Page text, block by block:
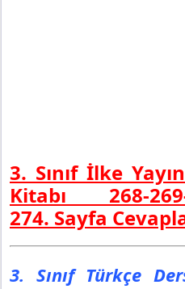
3. Sınıf İlke
Kitabı 268-269-
274. Sayfa
3. Sınıf Türkçe